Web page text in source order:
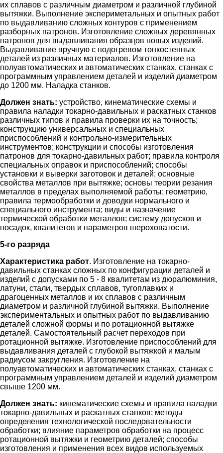
их сплавов с различным диаметром и различной глубиной
вытяжки. Выполнение экспериметальных и опытных работ
по выдавливанию сложных контуров с применением
разборных патронов. Изготовление сложных деревянных
патронов для выдавливания образцов новых изделий.
Выдавливание вручную с подогревом тонкостенных
деталей из различных материалов. Изготовление на
полуавтоматических и автоматических станках, станках с
программным управлением деталей и изделий диаметром
до 1200 мм. Наладка станков.
Должен знать: устройство, кинематические схемы и
правила наладки токарно-давильных и раскатных станков
различных типов и правила проверки их на точность;
конструкцию универсальных и специальных
приспособлений и контрольно-измерительных
инструментов; конструкции и способы изготовления
патронов для токарно-давильных работ; правила контроля
специальных оправок и приспособлений; способы
установки и выверки заготовок и деталей; основные
свойства металлов при вытяжке; основы теории резания
металлов в пределах выполняемой работы; геометрию,
правила термообработки и доводки нормального и
специального инструмента; виды и назначение
термической обработки металлов; систему допусков и
посадок, квалитетов и параметров шероховатости.
5-го разряда
Характеристика работ. Изготовление на токарно-
давильных станках сложных по конфигурации деталей и
изделий с допусками по 5 - 8 квалитетам из дюралюминия,
латуни, стали, твердых сплавов, тугоплавких и
драгоценных металлов и их сплавов с различным
диаметром и различной глубиной вытяжки. Выполнение
экспериментальных и опытных работ по выдавливанию
деталей сложной формы и по ротационной вытяжке
деталей. Самостоятельный расчет переходов при
ротационной вытяжке. Изготовление приспособлений для
выдавливания деталей с глубокой вытяжкой и малым
радиусом закругления. Изготовление на
полуавтоматических и автоматических станках, станках с
программным управлением деталей и изделий диаметром
свыше 1200 мм.
Должен знать: кинематические схемы и правила наладки
токарно-давильных и раскатных станков; методы
определения технологической последовательности
обработки; влияние параметров обработки на процесс
ротационной вытяжки и геометрию деталей; способы
изготовления и применения всех видов используемых